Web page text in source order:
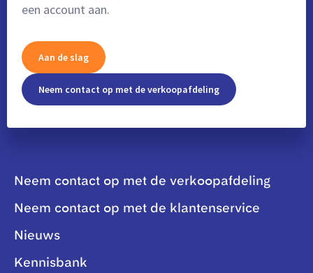
een account aan.
Aan de slag
Neem contact op met de verkoopafdeling
Neem contact op met de verkoopafdeling
Neem contact op met de klantenservice
Nieuws
Kennisbank